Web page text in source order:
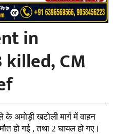
in
CM
के अमोड़ी खटोली मार्ग में वाहन
हो गई , तथा 2 घायल हो गए।